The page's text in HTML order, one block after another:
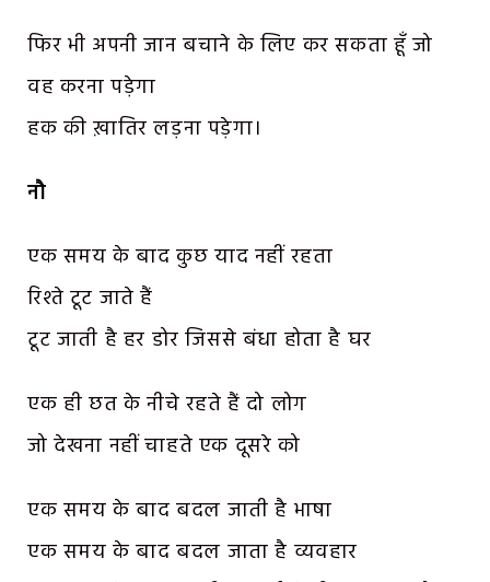
फिर भी अपनी जान बचाने के लिए कर सकता हूँ जो
वह करना पड़ेगा
हक की ख़ातिर लड़ना पड़ेगा।
नौ
एक समय के बाद कुछ याद नहीं रहता
रिश्ते टूट जाते हैं
टूट जाती है हर डोर जिससे बंधा होता है घर
एक ही छत के नीचे रहते हैं दो लोग
जो देखना नहीं चाहते एक दूसरे को
एक समय के बाद बदल जाती है भाषा
एक समय के बाद बदल जाता है व्यवहार